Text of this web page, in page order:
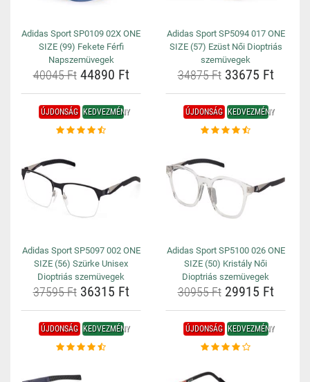
Adidas Sport SP0109 02X ONE
SIZE (99) Fekete Férfi
Napszemüvegek
40045 Ft44890 Ft
Adidas Sport SP5094 017 ONE
SIZE (57) Ezüst Női Dioptriás
szemüvegek
34875 Ft33675 Ft
ÚJDONSÁG KEDVEZMÉNY
Adidas Sport SP5097 002 ONE
SIZE (56) Szürke Unisex
Dioptriás szemüvegek
37595 Ft36315 Ft
ÚJDONSÁG KEDVEZMÉNY
Adidas Sport SP5100 026 ONE
SIZE (50) Kristály Női
Dioptriás szemüvegek
30955 Ft29915 Ft
ÚJDONSÁG KEDVEZMÉNY ÚJDONSÁG KEDVEZMÉNY